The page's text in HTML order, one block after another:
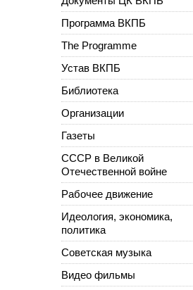
Программа ВКПБ
The Programme
Устав ВКПБ
Библиотека
Организации
Газеты
СССР в Великой
Отечественной войне
Рабочее движение
Идеология, экономика,
политика
Советская музыка
Видео фильмы